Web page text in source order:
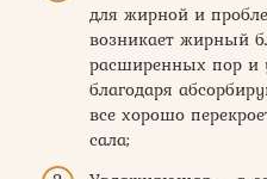
для жирной и
возникает жирный
расширенных пор и
благодаря
все хорошо
сала;